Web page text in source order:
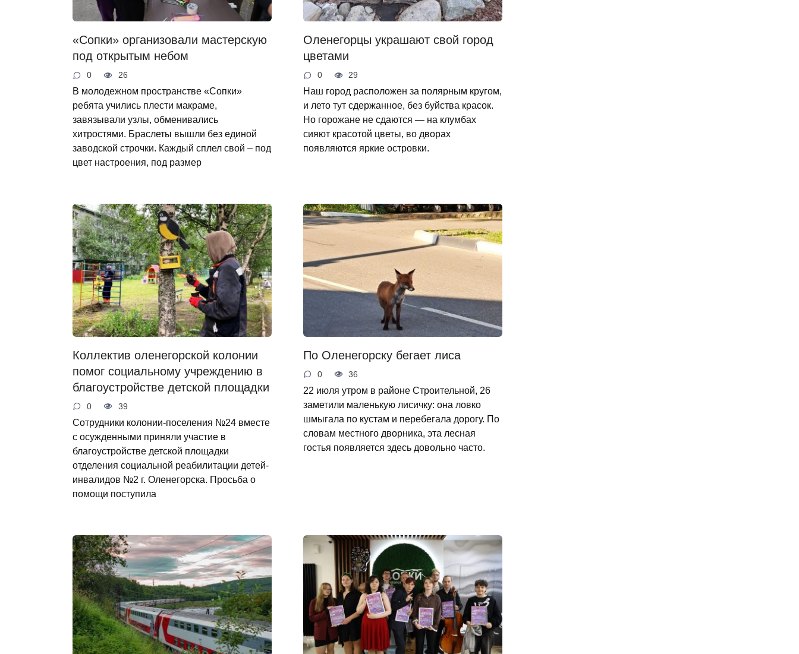
«Сопки» организовали мастерскую
под открытым небом
0 26
В молодежном пространстве «Сопки»
ребята учились плести макраме,
завязывали узлы, обменивались
хитростями. Браслеты вышли без единой
заводской строчки. Каждый сплел свой – под
цвет настроения, под размер
Оленегорцы украшают свой город
цветами
0 29
Наш город расположен за полярным кругом,
и лето тут сдержанное, без буйства красок.
Но горожане не сдаются — на клумбах
сияют красотой цветы, во дворах
появляются яркие островки.
Коллектив оленегорской колонии
помог социальному учреждению в
благоустройстве детской площадки
0 39
Сотрудники колонии-поселения №24 вместе
с осужденными приняли участие в
благоустройстве детской площадки
отделения социальной реабилитации детей-
инвалидов №2 г. Оленегорска. Просьба о
помощи поступила
По Оленегорску бегает лиса
0 36
22 июля утром в районе Строительной, 26
заметили маленькую лисичку: она ловко
шмыгала по кустам и перебегала дорогу. По
словам местного дворника, эта лесная
гостья появляется здесь довольно часто.